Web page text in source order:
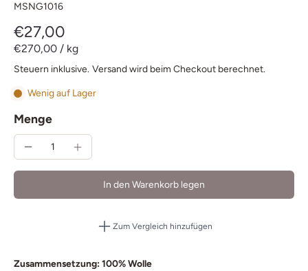
MSNG1016
€27,00
€270,00 / kg
Steuern inklusive. Versandwird beim Checkout berechnet.
Wenig auf Lager
Menge
In den Warenkorb legen
Zum Vergleich hinzufügen
Zusammensetzung: 100% Wolle